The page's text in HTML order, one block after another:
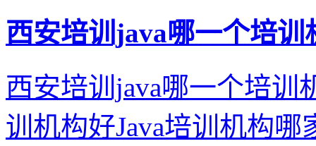
西安培训java哪一个培训
西安培训java哪一个培训
训机构好Java培训机构